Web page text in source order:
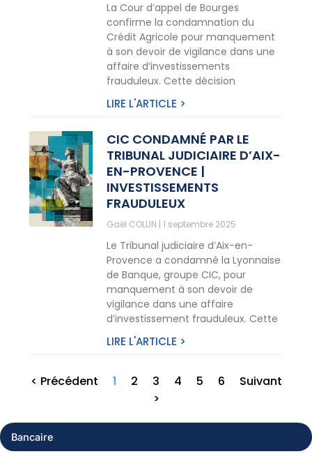
Bancaire
La Cour d’appel de Bourges
confirme la condamnation du
Crédit Agricole pour manquement
à son devoir de vigilance dans une
affaire d’investissements
frauduleux. Cette décision
LIRE L'ARTICLE >
CIC CONDAMNÉ PAR LE
TRIBUNAL JUDICIAIRE D’AIX-
EN-PROVENCE |
INVESTISSEMENTS
FRAUDULEUX
Gaël COLLIN 1 septembre 2025
Le Tribunal judiciaire d’Aix-en-
Provence a condamné la Lyonnaise
de Banque, groupe CIC, pour
manquement à son devoir de
vigilance dans une affaire
d’investissement frauduleux. Cette
LIRE L'ARTICLE >
< Précédent 1 2 3 4 5 6
Suivant
>